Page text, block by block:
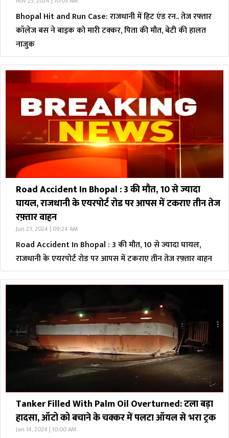
Bhopal Hit and Run Case: राजधानी में हिट एंड रन.. तेज रफ्तार
कॉलेज बस ने बाइक को मारी टक्कर, पिता की मौत, बेटी की हालत
नाजुक
Road Accident In Bhopal : 3 की मौत, 10 से ज्यादा
घायल, राजधानी के एयरपोर्ट रोड पर आपस में टकराए तीन तेज
रफ़्तार वाहन
Jun 23, 2024 | 09:24 AM
Road Accident In Bhopal : 3 की मौत, 10 से ज्यादा घायल,
राजधानी के एयरपोर्ट रोड पर आपस में टकराए तीन तेज रफ़्तार वाहन
Tanker Filled With Palm Oil Overturned: टला बड़ा
हादसा, ऑटो को बचाने के चक्कर में पलटा ऑयल से भरा ट्रक
Jan 14, 2024 | 10:00 AM